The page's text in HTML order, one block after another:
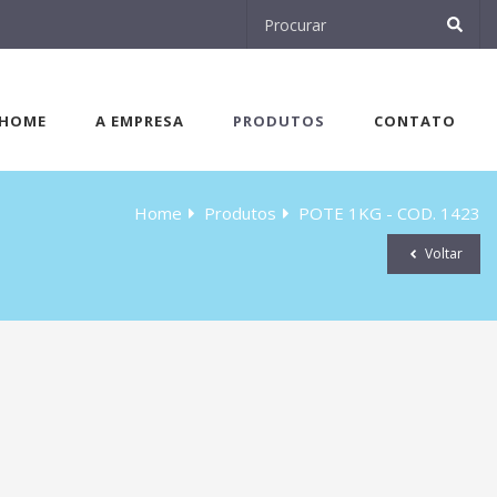
HOME A EMPRESA PRODUTOS CONTATO
Home Produtos POTE 1KG - COD. 1423
Voltar